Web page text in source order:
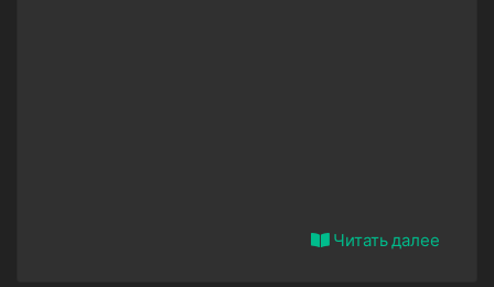
Читать далее